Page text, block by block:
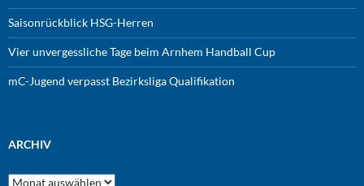
Saisonrückblick HSG-Herren
Vier unvergessliche Tage beim Arnhem Handball Cup
mC-Jugend verpasst Bezirksliga Qualifikation
ARCHIV
Archiv